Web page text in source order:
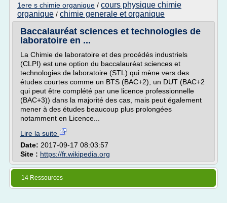
1ere s chimie organique / cours physique chimie
organique / chimie generale et organique
Baccalauréat sciences et technologies de
laboratoire en ...
La Chimie de laboratoire et des procédés industriels
(CLPI) est une option du baccalauréat sciences et
technologies de laboratoire (STL) qui mène vers des
études courtes comme un BTS (BAC+2), un DUT (BAC+2
qui peut être complété par une licence professionnelle
(BAC+3)) dans la majorité des cas, mais peut également
mener à des études beaucoup plus prolongées
notamment en Licence...
Lire la suite
Date: 2017-09-17 08:03:57
Site : https://fr.wikipedia.org
14 Ressources